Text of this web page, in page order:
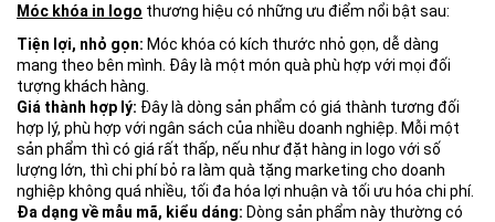
Móc khóa in logo thương hiệu có những ưu điểm nổi bật sau:
Tiện lợi, nhỏ gọn: Móc khóa có kích thước nhỏ gọn, dễ dàng
mang theo bên mình. Đây là một món quà phù hợp với mọi đối
tượng khách hàng.
Giá thành hợp lý: Đây là dòng sản phẩm có giá thành tương đối
hợp lý, phù hợp với ngân sách của nhiều doanh nghiệp. Mỗi một
sản phẩm thì có giá rất thấp, nếu như đặt hàng in logo với số
lượng lớn, thì chi phí bỏ ra làm quà tặng marketing cho doanh
nghiệp không quá nhiều, tối đa hóa lợi nhuận và tối ưu hóa chi phí.
Đa dạng về mẫu mã, kiểu dáng: Dòng sản phẩm này thường có